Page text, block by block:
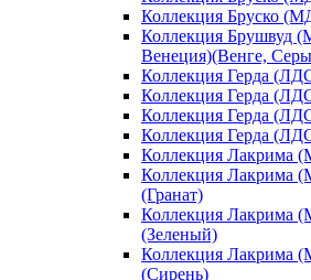
Коллекция Бруско
Коллекция Брушвуд
Венеция)(Венге,
Коллекция Герда
Коллекция Герда
Коллекция Герда
Коллекция Герда
Коллекция Лакрима
Коллекция Лакрима
(Гранат)
Коллекция Лакрима
(Зеленый)
Коллекция Лакрима
(Сирень)